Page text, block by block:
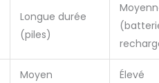
Longue durée
(piles)
Moyen Élevé